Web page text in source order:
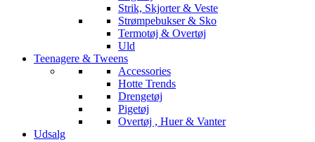
Strik, Skjorter & Veste
Strømpebukser & Sko
Termotøj & Overtøj
Uld
Teenagere & Tweens
Accessories
Hotte Trends
Drengetøj
Pigetøj
Overtøj , Huer & Vanter
Udsalg